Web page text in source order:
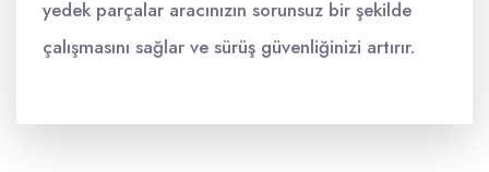
yedek parçalar aracınızın sorunsuz bir şekilde
çalışmasını sağlar ve sürüş güvenliğinizi artırır.